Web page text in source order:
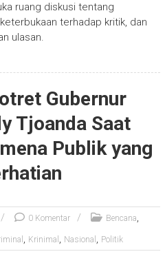
ruang diskusi tentang
terhadap kritik, dan
ulasan.
Gubernur
Tjoanda Saat
Publik yang
0 Komentar Bencana,
, Krinimal , Nasional , Politik